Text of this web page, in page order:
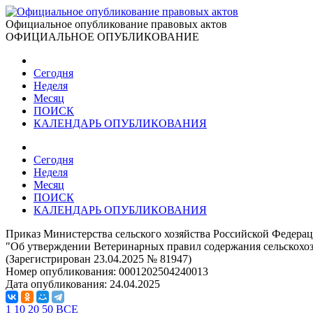
Официальное опубликование правовых актов
ОФИЦИАЛЬНОЕ ОПУБЛИКОВАНИЕ
Сегодня
Неделя
Месяц
ПОИСК
КАЛЕНДАРЬ ОПУБЛИКОВАНИЯ
Сегодня
Неделя
Месяц
ПОИСК
КАЛЕНДАРЬ ОПУБЛИКОВАНИЯ
Приказ Министерства сельского хозяйства Российской
"Об утверждении Ветеринарных правил содержания
(Зарегистрирован 23.04.2025 № 81947)
Номер опубликования: 0001202504240013
Дата опубликования: 24.04.2025
1 10 20 50 ВСЕ